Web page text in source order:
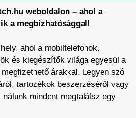
weboldalon – ahol a
a megbízhatósággal!
ahol a mobiltelefonok,
és kiegészítők világa egyesül a
árakkal. Legyen szó
tartozékok beszerzéséről vagy
mindent megtalálsz egy